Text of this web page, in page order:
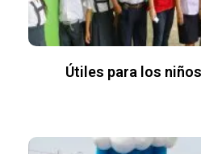
Útiles para los